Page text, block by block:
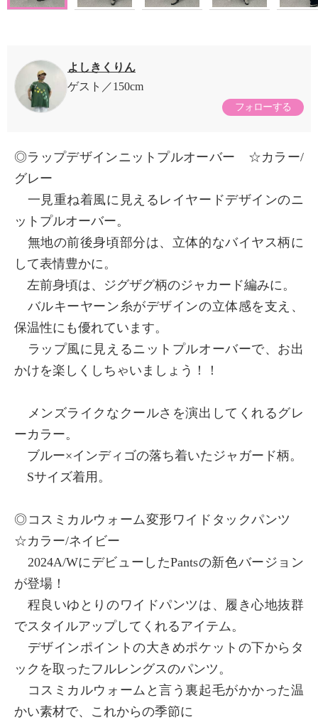
よしきくりん
ゲスト
150cm
フォローする
◎ラップデザインニットプルオーバー ☆カラー/
グレー
一見重ね着風に見えるレイヤードデザインのニ
ットプルオーバー。
無地の前後身頃部分は、立体的なバイヤス柄に
して表情豊かに。
左前身頃は、ジグザグ柄のジャカード編みに。
バルキーヤーン糸がデザインの立体感を支え、
保温性にも優れています。
ラップ風に見えるニットプルオーバーで、お出
かけを楽しくしちゃいましょう！！
メンズライクなクールさを演出してくれるグレ
ーカラー。
ブルー×インディゴの落ち着いたジャガード柄。
Sサイズ着用。
◎コスミカルウォーム変形ワイドタックパンツ
☆カラー/ネイビー
2024A/WにデビューしたPantsの新色バージョン
が登場！
程良いゆとりのワイドパンツは、履き心地抜群
でスタイルアップしてくれるアイテム。
デザインポイントの大きめポケットの下からタ
ックを取ったフルレングスのパンツ。
コスミカルウォームと言う裏起毛がかかった温
かい素材で、これからの季節に